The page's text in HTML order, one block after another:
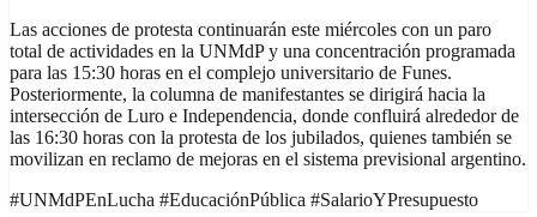
Las acciones de protesta continuarán este miércoles con un paro
total de actividades en la UNMdP y una concentración programada
para las 15:30 horas en el complejo universitario de Funes.
Posteriormente, la columna de manifestantes se dirigirá hacia la
intersección de Luro e Independencia, donde confluirá alrededor de
las 16:30 horas con la protesta de los jubilados, quienes también se
movilizan en reclamo de mejoras en el sistema previsional argentino.
#UNMdPEnLucha #EducaciónPública #SalarioYPresupuesto